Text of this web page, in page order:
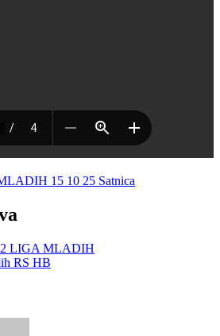
15 10 25 Satnica
LIGA MLADIH
RS HB